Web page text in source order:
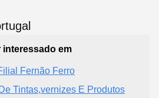
interessado em
Fernão Ferro
Tintas,vernizes E Produtos